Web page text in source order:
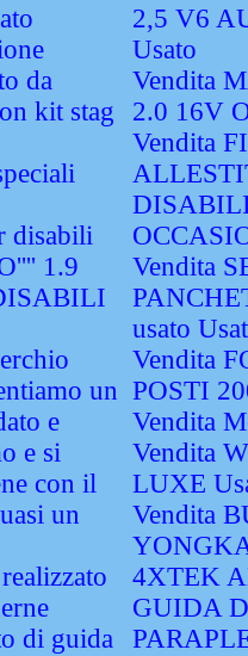
da
kit stag
disabili
1.9
un
e
e si
con il
un
di guida
2,5 V6
Usato
Vendita
2.0 16V
Vendita
Vendita
usato
Vendita
POSTI
Vendita
Vendita
LUXE
Vendita
4XTEK
GUIDA